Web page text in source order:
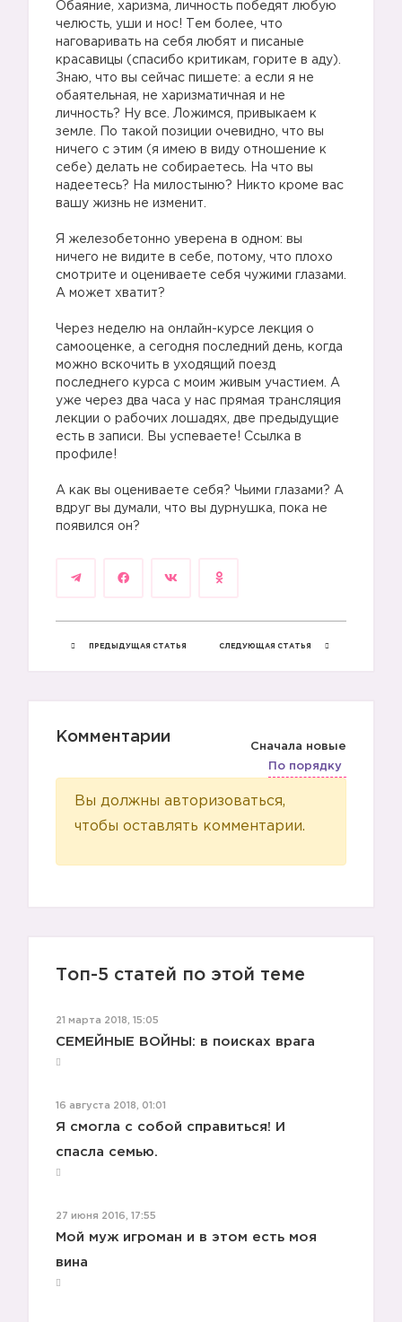
Обаяние, харизма, личность победят любую
челюсть, уши и нос! Тем более, что
наговаривать на себя любят и писаные
красавицы (спасибо критикам, горите в аду).
Знаю, что вы сейчас пишете: а если я не
обаятельная, не харизматичная и не
личность? Ну все. Ложимся, привыкаем к
земле. По такой позиции очевидно, что вы
ничего с этим (я имею в виду отношение к
себе) делать не собираетесь. На что вы
надеетесь? На милостыню? Никто кроме вас
вашу жизнь не изменит.
Я железобетонно уверена в одном: вы
ничего не видите в себе, потому, что плохо
смотрите и оцениваете себя чужими глазами.
А может хватит?
Через неделю на онлайн-курсе лекция о
самооценке, а сегодня последний день, когда
можно вскочить в уходящий поезд
последнего курса с моим живым участием. А
уже через два часа у нас прямая трансляция
лекции о рабочих лошадях, две предыдущие
есть в записи. Вы успеваете! Ссылка в
профиле!
А как вы оцениваете себя? Чьими глазами? А
вдруг вы думали, что вы дурнушка, пока не
появился он?
ПРЕДЫДУЩАЯ СТАТЬЯ СЛЕДУЮЩАЯ СТАТЬЯ
Комментарии
Сначала новые
По порядку
Вы должны авторизоваться,
чтобы оставлять комментарии.
Топ-5 статей по этой теме
21 марта 2018, 15:05
СЕМЕЙНЫЕ ВОЙНЫ: в поисках врага
16 августа 2018, 01:01
Я смогла с собой справиться! И
спасла семью.
27 июня 2016, 17:55
Мой муж игроман и в этом есть моя
вина